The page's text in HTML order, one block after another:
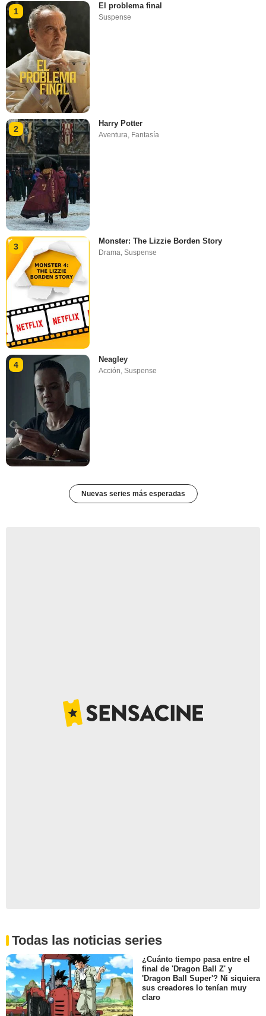
1
El problema final
Suspense
2
Harry Potter
Aventura, Fantasía
3
Monster: The Lizzie Borden Story
Drama,Suspense
4
Neagley
Acción ,Suspense
Nuevas series más esperadas
Todas las noticias series
¿Cuánto tiempo pasa entre el
final de 'Dragon Ball Z' y
'Dragon Ball Super'? Ni siquiera
sus creadores lo tenían muy
claro